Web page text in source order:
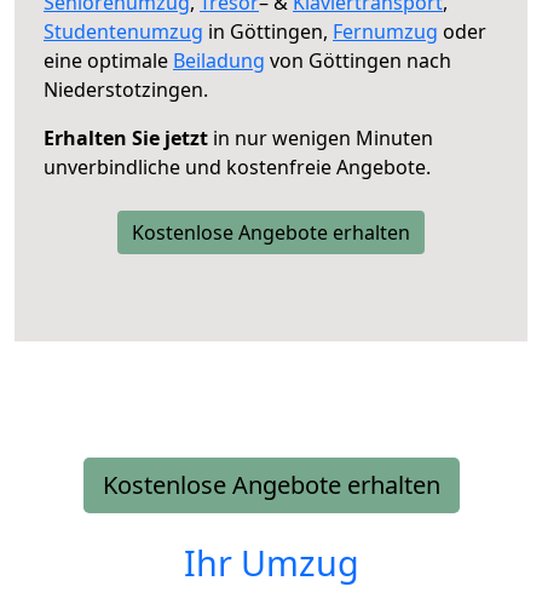
Studentenumzug in Göttingen, Fernumzug oder
eine optimale Beiladung von Göttingen nach
Niederstotzingen.
Erhalten Sie jetzt in nur wenigen Minuten
unverbindliche und kostenfreie Angebote.
Kostenlose Angebote erhalten
Kostenlose Angebote erhalten
Ihr Umzug